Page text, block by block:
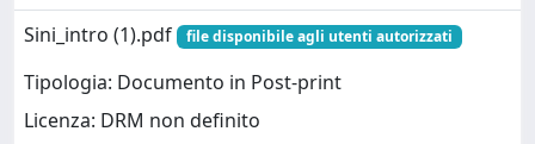
Sini_intro (1).pdf
file disponibile agli utenti autorizzati
Tipologia: Documento in Post-print
Licenza: DRM non definito